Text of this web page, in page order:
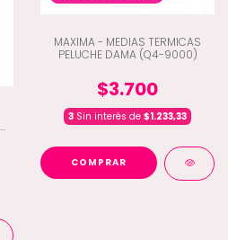
MAXIMA - MEDIAS TERMICAS
PELUCHE DAMA (Q4-9000)
$3.700
3 Sin interés de $1.233,33
COMPRAR